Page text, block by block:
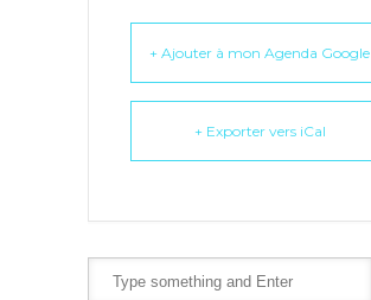
+ Ajouter à mon Agenda Google
+ Exporter vers iCal